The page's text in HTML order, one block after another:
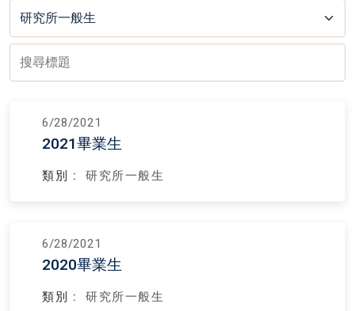
6/28/2021
2021畢業生
類別 : 研究所一般生
6/28/2021
2020畢業生
類別 : 研究所一般生